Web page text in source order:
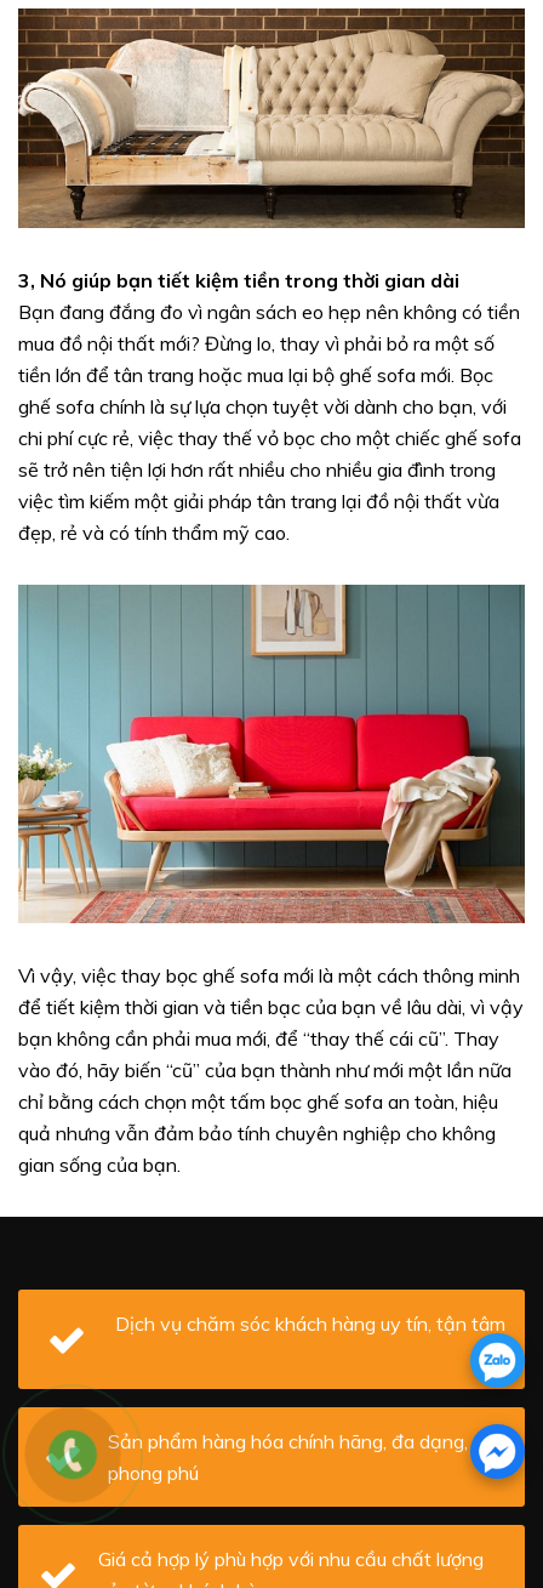
3, Nó giúp bạn tiết kiệm tiền trong thời gian dài
Bạn đang đắng đo vì ngân sách eo hẹp nên không có tiền
mua đồ nội thất mới? Đừng lo, thay vì phải bỏ ra một số
tiền lớn để tân trang hoặc mua lại bộ ghế sofa mới. Bọc
ghế sofa chính là sự lựa chọn tuyệt vời dành cho bạn, với
chi phí cực rẻ, việc thay thế vỏ bọc cho một chiếc ghế sofa
sẽ trở nên tiện lợi hơn rất nhiều cho nhiều gia đình trong
việc tìm kiếm một giải pháp tân trang lại đồ nội thất vừa
đẹp, rẻ và có tính thẩm mỹ cao.
Vì vậy, việc thay bọc ghế sofa mới là một cách thông minh
để tiết kiệm thời gian và tiền bạc của bạn về lâu dài, vì vậy
bạn không cần phải mua mới, để “thay thế cái cũ”. Thay
vào đó, hãy biến “cũ” của bạn thành như mới một lần nữa
chỉ bằng cách chọn một tấm bọc ghế sofa an toàn, hiệu
quả nhưng vẫn đảm bảo tính chuyên nghiệp cho không
gian sống của bạn.
Dịch vụ chăm sóc khách hàng uy tín, tận tâm
Sản phẩm hàng hóa chính hãng, đa dạng,
phong phú
Giá cả hợp lý phù hợp với nhu cầu chất lượng